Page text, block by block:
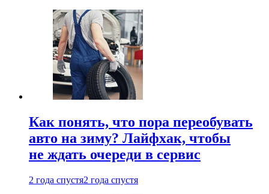
Как понять, что пора переобувать
авто на зиму? Лайфхак, чтобы
не ждать очереди в сервис
2 года спустя2 года спустя